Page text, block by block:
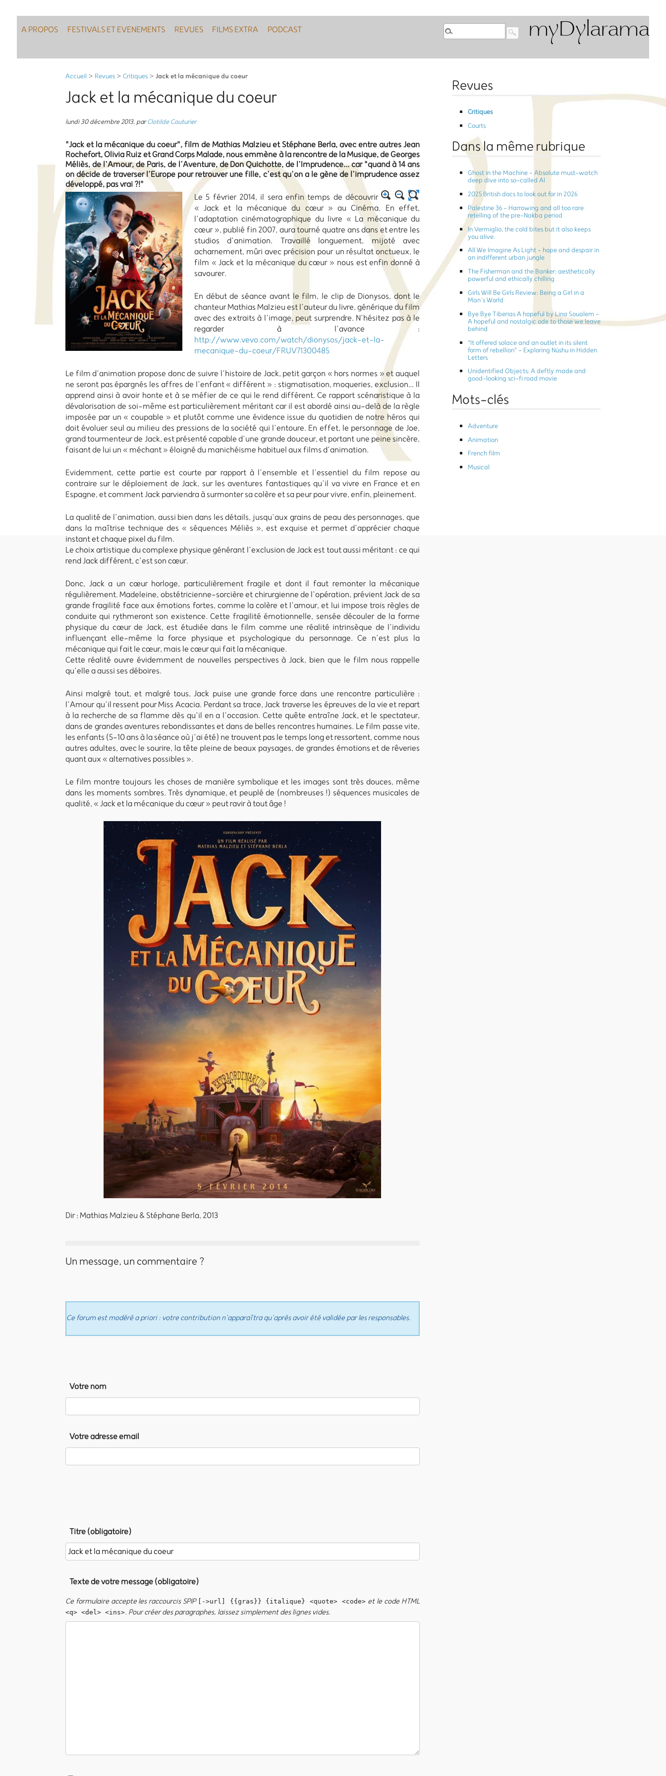
myDylarama
A PROPOS FESTIVALS ET EVENEMENTS REVUES FILMS EXTRA PODCAST
Accueil > Revues>Critiques>Jack et la mécanique du coeur
Jack et la mécanique du coeur
lundi 30 décembre 2013,parClotilde Couturier
"Jack et la mécanique du coeur", film de Mathias Malzieu et Stéphane Berla, avec entre autres Jean
Rochefort, Olivia Ruiz et Grand Corps Malade, nous emmène à la rencontre de la Musique, de Georges
Méliès, de l’Amour, de Paris, de l’Aventure, de Don Quichotte, de l’Imprudence... car "quand à 14 ans
on décide de traverser l’Europe pour retrouver une fille, c’est qu’on a le gène de l’imprudence assez
développé, pas vrai ?!"
Le 5 février 2014, il sera enfin temps de découvrir
« Jack et la mécanique du cœur » au Cinéma. En effet,
l’adaptation cinématographique du livre « La mécanique du
cœur », publié fin 2007, aura tourné quatre ans dans et entre les
studios d’animation. Travaillé longuement, mijoté avec
acharnement, mûri avec précision pour un résultat onctueux, le
film « Jack et la mécanique du cœur » nous est enfin donné à
savourer.
En début de séance avant le film, le clip de Dionysos, dont le
chanteur Mathias Malzieu est l’auteur du livre, générique du film
avec des extraits à l’image, peut surprendre. N’hésitez pas à le
regarder à l’avance :
http://www.vevo.com/watch/dionysos/jack-et-la-
mecanique-du-coeur/FRUV71300485
Le film d’animation propose donc de suivre l’histoire de Jack, petit garçon « hors normes » et auquel
ne seront pas épargnés les affres de l’enfant « différent » : stigmatisation, moqueries, exclusion… Il
apprend ainsi à avoir honte et à se méfier de ce qui le rend différent. Ce rapport scénaristique à la
dévalorisation de soi-même est particulièrement méritant car il est abordé ainsi au-delà de la règle
imposée par un « coupable » et plutôt comme une évidence issue du quotidien de notre héros qui
doit évoluer seul au milieu des pressions de la société qui l’entoure. En effet, le personnage de Joe,
grand tourmenteur de Jack, est présenté capable d’une grande douceur, et portant une peine sincère,
faisant de lui un « méchant » éloigné du manichéisme habituel aux films d’animation.
Evidemment, cette partie est courte par rapport à l’ensemble et l’essentiel du film repose au
contraire sur le déploiement de Jack, sur les aventures fantastiques qu’il va vivre en France et en
Espagne, et comment Jack parviendra à surmonter sa colère et sa peur pour vivre, enfin, pleinement.
La qualité de l’animation, aussi bien dans les détails, jusqu’aux grains de peau des personnages, que
dans la maîtrise technique des « séquences Méliès », est exquise et permet d’apprécier chaque
instant et chaque pixel du film.
Le choix artistique du complexe physique générant l’exclusion de Jack est tout aussi méritant : ce qui
rend Jack différent, c’est son cœur.
Donc, Jack a un cœur horloge, particulièrement fragile et dont il faut remonter la mécanique
régulièrement. Madeleine, obstétricienne-sorcière et chirurgienne de l’opération, prévient Jack de sa
grande fragilité face aux émotions fortes, comme la colère et l’amour, et lui impose trois règles de
conduite qui rythmeront son existence. Cette fragilité émotionnelle, sensée découler de la forme
physique du cœur de Jack, est étudiée dans le film comme une réalité intrinsèque de l’individu
influençant elle-même la force physique et psychologique du personnage. Ce n’est plus la
mécanique qui fait le cœur, mais le cœur qui fait la mécanique.
Cette réalité ouvre évidemment de nouvelles perspectives à Jack, bien que le film nous rappelle
qu’elle a aussi ses déboires.
Ainsi malgré tout, et malgré tous, Jack puise une grande force dans une rencontre particulière :
l’Amour qu’il ressent pour Miss Acacia. Perdant sa trace, Jack traverse les épreuves de la vie et repart
à la recherche de sa flamme dès qu’il en a l’occasion. Cette quête entraîne Jack, et le spectateur,
dans de grandes aventures rebondissantes et dans de belles rencontres humaines. Le film passe vite,
les enfants (5-10 ans à la séance où j’ai été) ne trouvent pas le temps long et ressortent, comme nous
autres adultes, avec le sourire, la tête pleine de beaux paysages, de grandes émotions et de rêveries
quant aux « alternatives possibles ».
Le film montre toujours les choses de manière symbolique et les images sont très douces, même
dans les moments sombres. Très dynamique, et peuplé de (nombreuses !) séquences musicales de
qualité, « Jack et la mécanique du cœur » peut ravir à tout âge !
Dir : Mathias Malzieu & Stéphane Berla, 2013
Un message, un commentaire ?
Ce forum est modéré a priori : votre contribution n’apparaîtra qu’après avoir été validée par les responsables.
Votre nom
Votre adresse email
Titre (obligatoire)
Texte de votre message (obligatoire)
Ce formulaire accepte les raccourcis SPIP [->url] {{gras}} {italique} <quote> <code>et le code HTML
<q> <del> <ins>. Pour créer des paragraphes, laissez simplement des lignes vides.
Revues
Critiques
Courts
Dans la même rubrique
Ghost in the Machine - Absolute must-watch
deep dive into so-called AI
2025 British docs to look out for in 2026
Palestine 36 - Harrowing and all too rare
retelling of the pre-Nakba period
In Vermiglio, the cold bites but it also keeps
you alive.
All We Imagine As Light - hope and despair in
an indifferent urban jungle
The Fisherman and the Banker: aesthetically
powerful and ethically chilling
Girls Will Be Girls Review: Being a Girl in a
Man’s World
Bye Bye Tiberias A hopeful by Lina Soualem -
A hopeful and nostalgic ode to those we leave
behind
"It offered solace and an outlet in its silent
form of rebellion" - Exploring Nüshu in Hidden
Letters
Unidentified Objects: A deftly made and
good-looking sci-fi road movie
Mots-clés
Adventure
Animation
French film
Musical